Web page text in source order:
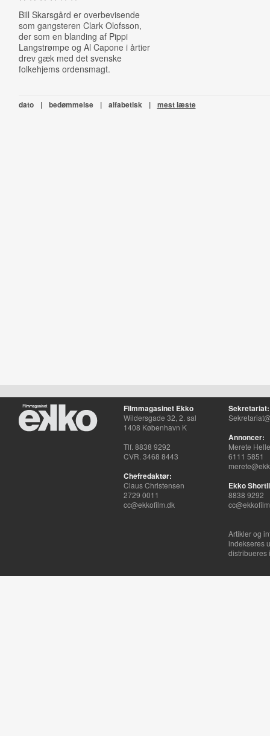
Bill Skarsgård er overbevisende
som gangsteren Clark Olofsson,
der som en blanding af Pippi
Langstrømpe og Al Capone i årtier
drev gæk med det svenske
folkehjems ordensmagt.
dato | bedømmelse | alfabetisk | mest læste
Filmmagasinet Ekko
Wildersgade 32, 2. sal
1408 København K
Tlf. 8838 9292
CVR. 3468 8443
Chefredaktør:
Claus Christensen
2729 0011
cc@ekkofilm.dk
Sekretariat:
Annoncer:
Merete
6111 5851
Ekko
8838 9292
Artikler og
indekseres
distribueres